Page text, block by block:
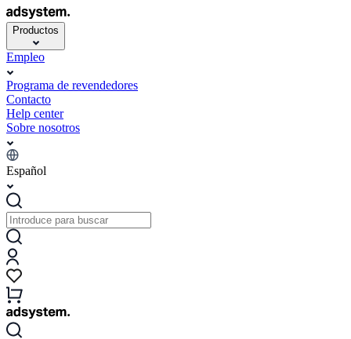
Productos
Empleo
Programa de revendedores
Contacto
Help center
Sobre nosotros
Español